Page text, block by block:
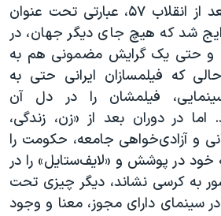
در ادبیات سینمایی بعد از انقلاب ۵۷، عبارتی تحت عنوان
شد که هیچ جای دیگر جهان، در
و حتی یک گرایش مضمونی هم به
که فیلمسازان ایرانی حتی به
فیلمشان را در دل آن
در دوران بعد از «زن، زندگی،
و آزادی‌خواهی جامعه، حکومت را
خود در پوشش و «لایف‌ستایل» را در
به کرسی نشاند، دیگر چیزی تحت
سینمای دارای مجوز، معنا و وجود